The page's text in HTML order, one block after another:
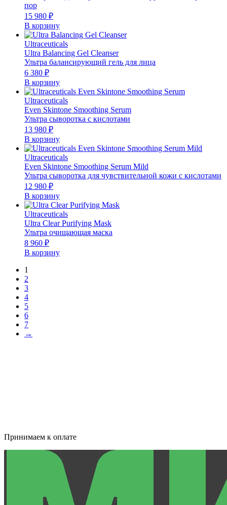
пор
15 980 ₽
В корзину
Ultraceuticals
Ultra Balancing Gel Cleanser
Ультра балансирующий гель для лица
6 380 ₽
В корзину
Ultraceuticals
Even Skintone Smoothing Serum
Ультра сыворотка с кислотами
13 980 ₽
В корзину
Ultraceuticals
Even Skintone Smoothing Serum Mild
Ультра сыворотка для чувствительной кожи с кислотами
12 980 ₽
В корзину
Ultraceuticals
Ultra Clear Purifying Mask
Ультра очищающая маска
8 960 ₽
В корзину
1
2
3
4
5
6
7
→
Принимаем к оплате